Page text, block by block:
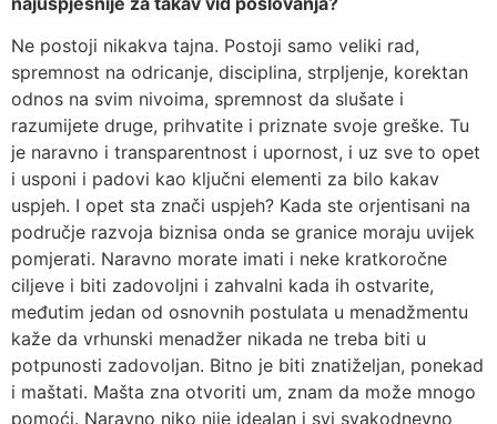
Ne postoji nikakva tajna. Postoji samo veliki rad,
spremnost na odricanje, disciplina, strpljenje, korektan
odnos na svim nivoima, spremnost da slušate i
razumijete druge, prihvatite i priznate svoje greške. Tu
je naravno i transparentnost i upornost, i uz sve to opet
i usponi i padovi kao ključni elementi za bilo kakav
uspjeh. I opet sta znači uspjeh? Kada ste orjentisani na
područje razvoja biznisa onda se granice moraju uvijek
pomjerati. Naravno morate imati i neke kratkoročne
ciljeve i biti zadovoljni i zahvalni kada ih ostvarite,
međutim jedan od osnovnih postulata u menadžmentu
kaže da vrhunski menadžer nikada ne treba biti u
potpunosti zadovoljan. Bitno je biti znatiželjan, ponekad
i maštati. Mašta zna otvoriti um, znam da može mnogo
pomoći. Naravno niko nije idealan i svi svakodnevno